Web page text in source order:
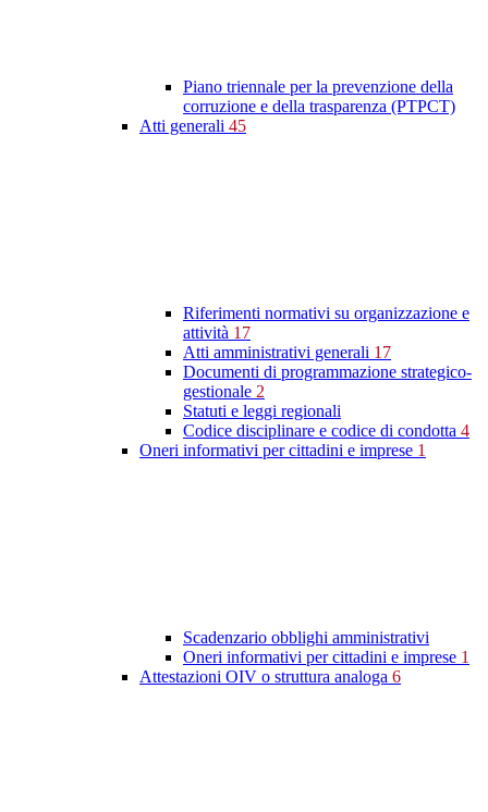
Piano triennale per la prevenzione della
corruzione e della trasparenza (PTPCT)
Atti generali 45
Riferimenti normativi su organizzazione e
attività 17
Atti amministrativi generali 17
Documenti di programmazione strategico-
gestionale 2
Statuti e leggi regionali
Codice disciplinare e codice di condotta 4
Oneri informativi per cittadini e imprese 1
Scadenzario obblighi amministrativi
Oneri informativi per cittadini e imprese 1
Attestazioni OIV o struttura analoga 6